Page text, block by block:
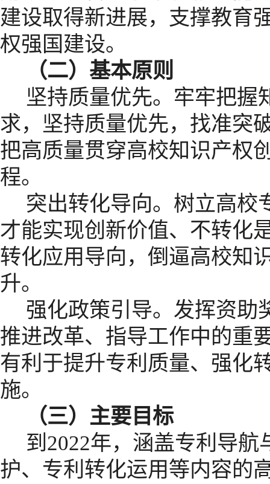
建设取得新进展，支撑教育
权强国建设。
（二）基本原则
坚持质量优先。牢牢把握
求，坚持质量优先，找准突
把高质量贯穿高校知识产权
程。
突出转化导向。树立高校
才能实现创新价值、不转化
转化应用导向，倒逼高校知
升。
强化政策引导。发挥资助
推进改革、指导工作中的重
有利于提升专利质量、强化
施。
（三）主要目标
到2022年，涵盖专利导航
护、专利转化运用等内容的